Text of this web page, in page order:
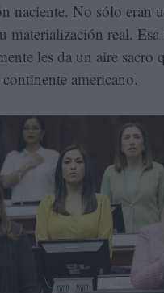
naciente. No sólo eran
materialización real.
les da un aire sacro
americano.